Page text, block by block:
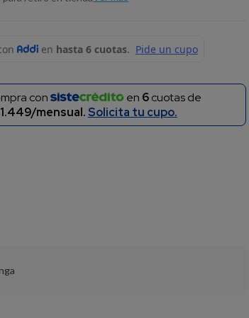
con en 6cuotas de
mensual. Solicita tu cupo.